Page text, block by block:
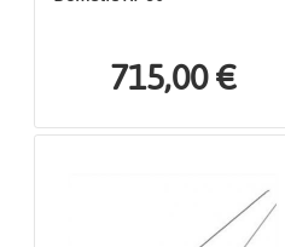
715,00 €